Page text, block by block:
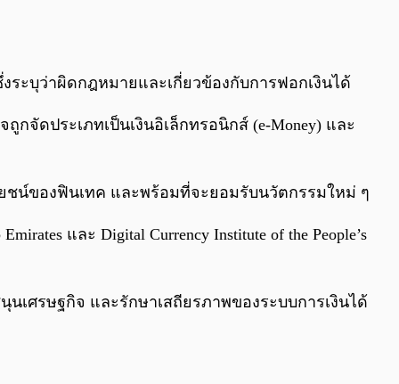
ระบุว่าผิดกฎหมายและเกี่ยวข้องกับการฟอกเงินได้
กจัดประเภทเป็นเงินอิเล็กทรอนิกส์ (e-Money) และ
ชน์ของฟินเทค และพร้อมที่จะยอมรับนวัตกรรมใหม่ ๆ
และ Digital Currency Institute of the People’s
เศรษฐกิจ และรักษาเสถียรภาพของระบบการเงินได้